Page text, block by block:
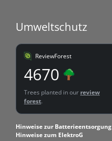
Umweltschutz
ReviewForest
4670
Trees planted in our review
forest.
Hinweise zur Batterieentsorgung
Hinweise zum ElektroG